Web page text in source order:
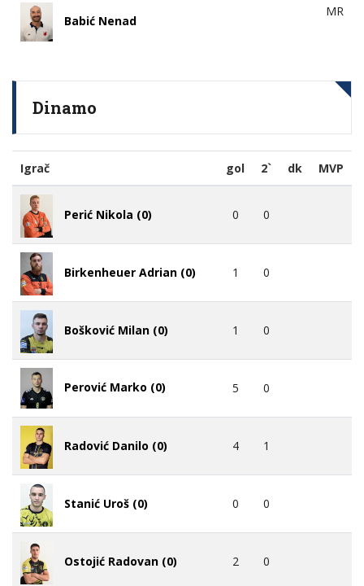
Babić Nenad
MR
Dinamo
Igrač gol 2` dk MVP
Perić Nikola (0) 0 0
Birkenheuer Adrian (0) 1 0
Bošković Milan (0) 1 0
Perović Marko (0) 5 0
Radović Danilo (0) 4 1
Stanić Uroš (0) 0 0
Ostojić Radovan (0) 2 0